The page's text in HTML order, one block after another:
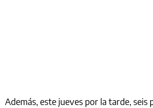
Además, este jueves por la tarde, seis